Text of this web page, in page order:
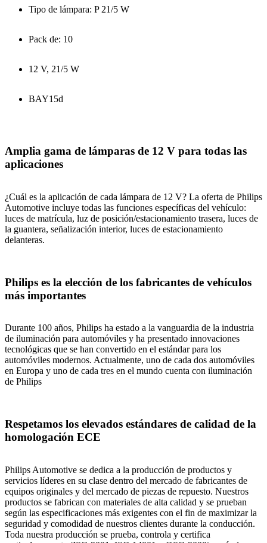
Tipo de lámpara: P 21/5 W
Pack de: 10
12 V, 21/5 W
BAY15d
Amplia gama de lámparas de 12 V para todas las
aplicaciones
¿Cuál es la aplicación de cada lámpara de 12 V? La oferta de Philips
Automotive incluye todas las funciones específicas del vehículo:
luces de matrícula, luz de posición/estacionamiento trasera, luces de
la guantera, señalización interior, luces de estacionamiento
delanteras.
Philips es la elección de los fabricantes de vehículos
más importantes
Durante 100 años, Philips ha estado a la vanguardia de la industria
de iluminación para automóviles y ha presentado innovaciones
tecnológicas que se han convertido en el estándar para los
automóviles modernos. Actualmente, uno de cada dos automóviles
en Europa y uno de cada tres en el mundo cuenta con iluminación
de Philips
Respetamos los elevados estándares de calidad de la
homologación ECE
Philips Automotive se dedica a la producción de productos y
servicios líderes en su clase dentro del mercado de fabricantes de
equipos originales y del mercado de piezas de repuesto. Nuestros
productos se fabrican con materiales de alta calidad y se prueban
según las especificaciones más exigentes con el fin de maximizar la
seguridad y comodidad de nuestros clientes durante la conducción.
Toda nuestra producción se prueba, controla y certifica